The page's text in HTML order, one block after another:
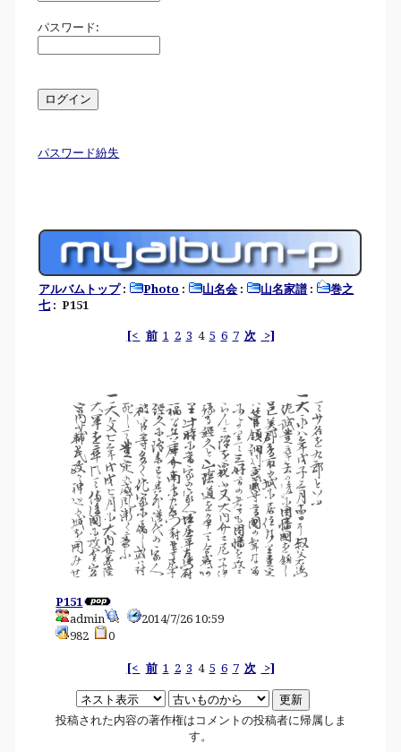
パスワード:
パスワード紛失
アルバムトップ: Photo : 山名会 : 山名家譜 :
巻之
七: P151
[< 前 1 2 3 4 5 6 7 次 >]
P151
admin
2014/7/26 10:59
982
0
[< 前 1 2 3 4 5 6 7 次 >]
投稿された内容の著作権はコメントの投稿者に帰属しま
す。